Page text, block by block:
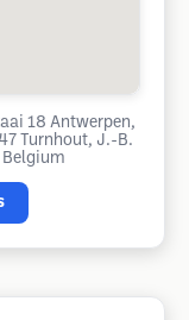
18 Antwerpen,
Turnhout, J.-B.
Belgium